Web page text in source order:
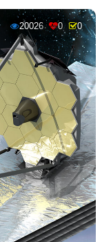
20026 0 0